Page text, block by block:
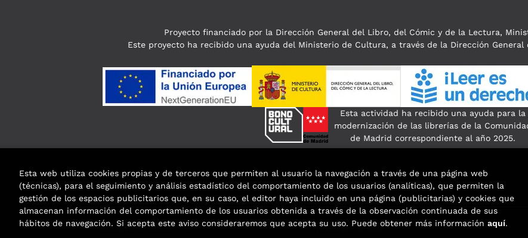
Proyecto financiado por la Dirección General del Libro, del Cómic y de la Lectura,
Este proyecto ha recibido una ayuda del Ministerio de Cultura, a través de la Dirección
Esta actividad ha recibido una ayuda para la
modernización de las librerías de la
de Madrid correspondiente al año 2025.
2026 ©Enclave de libros. Todos los Derechos Reservados |Trevenque Group
Esta web utiliza cookies propias y de terceros que permiten al usuario la navegación a través de una página web
(técnicas), para el seguimiento y análisis estadístico del comportamiento de los usuarios (analíticas), que permiten la
gestión de los espacios publicitarios que, en su caso, el editor haya incluido en una página (publicitarias) y cookies que
almacenan información del comportamiento de los usuarios obtenida a través de la observación continuada de sus
hábitos de navegación. Si acepta este aviso consideraremos que acepta su uso. Puede obtener más información aquí.